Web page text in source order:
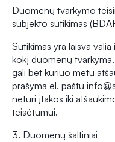
Duomenų tvarkymo
subjekto sutikimas
Sutikimas yra laisva
kokį duomenų
gali bet kuriuo metu
prašymą el. paštu
neturi įtakos iki
teisėtumui.
3. Duomenų šaltiniai